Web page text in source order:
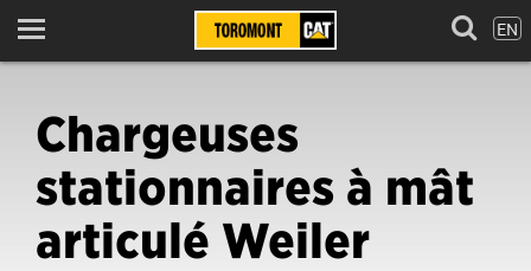
Menu EN
Chargeuses
stationnaires à mât
articulé Weiler